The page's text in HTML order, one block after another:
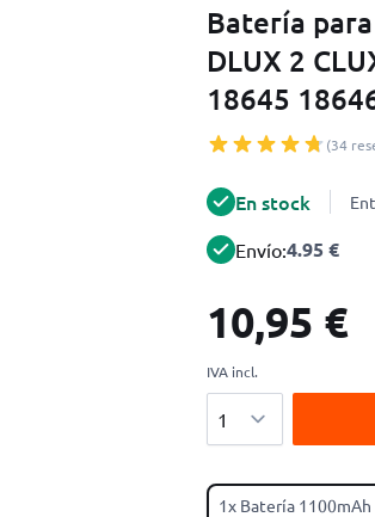
Batería
DLUX 2
18645
(34
En stock
Envío:4.95 €
10,95 €
IVA incl.
1x Batería 1100mAh